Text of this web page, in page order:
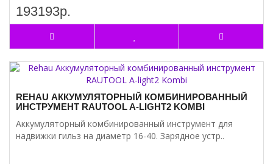
193193р.
REHAU АККУМУЛЯТОРНЫЙ КОМБИНИРОВАННЫЙ
ИНСТРУМЕНТ RAUTOOL A-LIGHT2 KOMBI
Аккумуляторный комбинированный инструмент для
надвижки гильз на диаметр 16-40. Зарядное устр..